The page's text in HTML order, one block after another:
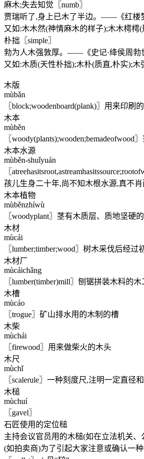
麻木;失去知觉〖numb〗
贾瑞听了,身上已木了半边。——《红楼
又如:木木然(神情麻木的样子);木木樗
朴拙〖simple〗
勃为人木强敦厚。——《史记·绛侯周勃
又如:木质(天性朴拙);木朴(质直,朴实);
木版
mùbǎn
〖block;woodenboard(plank)〗用来印刷
木本
mùběn
〖
木本水源
mùběn-shuǐyuán
〖
孩儿生身二十年,尚不知木根水源,真不
木本植物
mùběnzhíwù
〖woodyplant〗茎有木质层、质地坚硬
木材
mùcái
〖lumber;timber;wood〗树木采伐后经
木材厂
mùcáichǎng
〖lumber(timber)mill〗刨锯拼装木料的
木槽
mùcáo
〖trogue〗矿山排水用的木制的槽
木柴
mùchái
〖firewood〗用来做柴火的木头
木尺
mùchǐ
〖scalerule〗一种刻度尺,注明一定直
木槌
mùchuí
〖gavel〗
石匠使用的定位槌
主持会议官员用的木槌(如在立法机关、
(如拍卖商)为了引起大家注意或确认一